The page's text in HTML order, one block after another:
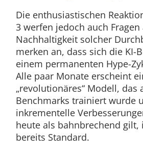
Die enthusiastischen
3 werfen jedoch auch
Nachhaltigkeit solcher
merken an, dass sich die KI-
einem permanenten Hype-
Alle paar Monate erscheint
„revolutionäres“ Modell, das
Benchmarks trainiert wurde
inkrementelle
heute als bahnbrechend gilt,
bereits Standard.